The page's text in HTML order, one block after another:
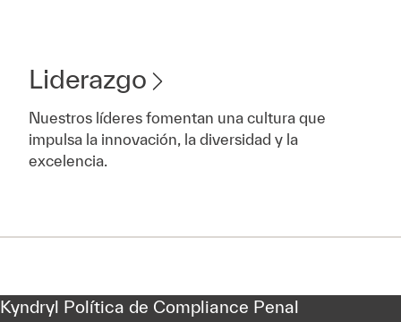
Liderazgo
Nuestros líderes fomentan una cultura que
impulsa la innovación, la diversidad y la
excelencia.
Kyndryl Política de Compliance Penal